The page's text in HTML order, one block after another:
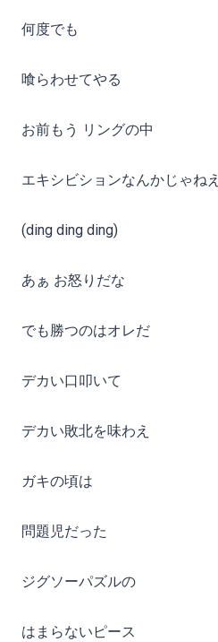
何度でも
喰らわせてやる
お前もう リングの中
エキシビションなんかじゃねえ
(ding ding ding)
あぁ お怒りだな
でも勝つのはオレだ
デカい口叩いて
デカい敗北を味わえ
ガキの頃は
問題児だった
ジグソーパズルの
はまらないピース